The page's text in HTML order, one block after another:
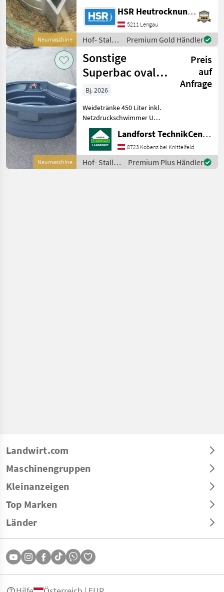
Neumaschine
Kanalanschluss und
vertikalem
Schlauchanschluss mit
Muffe Ø 254mm mehrere
Stk. auf Lager Ringe könn
HSR Heutrocknung SR GmbH
5211 Lengau
Hof- Stall-
und
Weidetechnik
/ HSR
Premium Gold Händler
Neumaschine
Sonstige
Superbac oval
450 Liter
Preis
auf
Anfrage
Bj. 2026
Weidetränke 450 Liter inkl.
Netzdruckschwimmer Um
Ihnen unnötige Wartezeiten
oder Wegstrecken zu
ersparen, bitten wir Sie um
vorherige
Kontaktaufnahme, falls Sie
Landforst TechnikCenter Knittelfeld
8723 Kobenz bei Knittelfeld
Hof- Stall-
und
Premium Plus Händler
Landwirt.com
Maschinengruppen
Kleinanzeigen
Top Marken
Länder